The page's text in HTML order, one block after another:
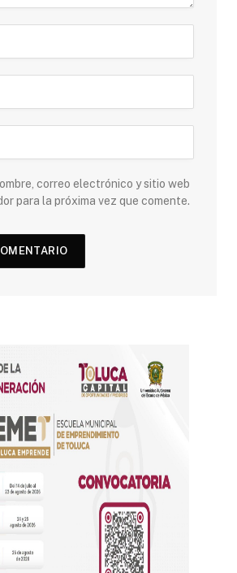
correo electrónico y sitio web
para la próxima vez que comente.